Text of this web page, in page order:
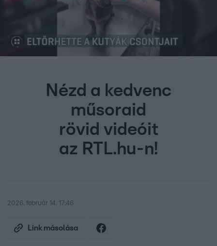
Nézd a kedvenc
műsoraid
rövid videóit
az RTL.hu-n!
2026. február 14. 17:46
Link másolása